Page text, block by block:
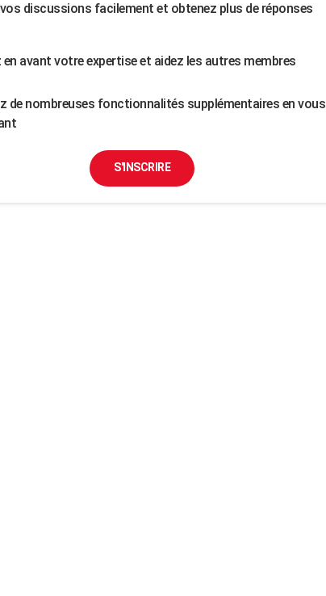
discussions facilement et obtenez plus de réponses
avant votre expertise et aidez les autres membres
de nombreuses fonctionnalités supplémentaires en vous
S'INSCRIRE